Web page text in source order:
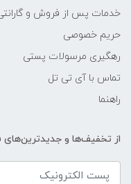
خدمات پس از فروش و
حریم خصوصی
رهگیری مرسولات پستی
تماس با آی تی تل
راهنما
از تخفیف‌ها و جدیدترین‌های